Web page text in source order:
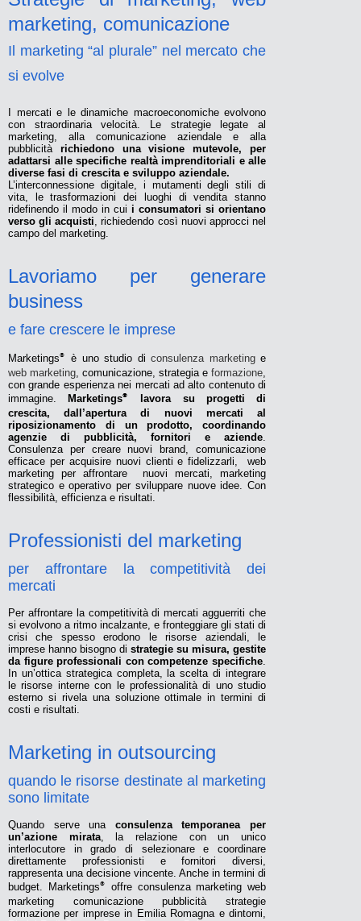
marketing, comunicazione
Il marketing “al plurale” nel mercato che
si evolve
I mercati e le dinamiche macroeconomiche evolvono
con straordinaria velocità. Le strategie legate al
marketing, alla comunicazione aziendale e alla
pubblicità richiedono una visione mutevole, per
adattarsi alle specifiche realtà imprenditoriali e alle
diverse fasi di crescita e sviluppo aziendale.
L’interconnessione digitale, i mutamenti degli stili di
vita, le trasformazioni dei luoghi di vendita stanno
ridefinendo il modo in cui i consumatori si orientano
verso gli acquisti , richiedendo così nuovi approcci nel
campo del marketing.
Lavoriamo per generare
business
e fare crescere le imprese
Marketings® è uno studio diconsulenza marketinge
web marketing , comunicazione, strategia e formazione
con grande esperienza nei mercati ad alto contenuto di
immagine.Marketings®
lavora su progetti di
crescita, dall’apertura di nuovi mercati al
riposizionamento di un prodotto, coordinando
agenzie di pubblicità, fornitori e aziende
Consulenza per creare nuovi brand, comunicazione
efficace per acquisire nuovi clienti e fidelizzarli, web
marketing per affrontare nuovi mercati, marketing
strategico e operativo per sviluppare nuove idee. Con
flessibilità, efficienza e risultati.
Professionisti del marketing
per affrontare la competitività dei
mercati
Per affrontare la competitività di mercati agguerriti che
si evolvono a ritmo incalzante, e fronteggiare gli stati di
crisi che spesso erodono le risorse aziendali, le
imprese hanno bisogno di strategie su misura, gestite
da figure professionali con competenze specifiche
In un’ottica strategica completa, la scelta di integrare
le risorse interne con le professionalità di uno studio
esterno si rivela una soluzione ottimale in termini di
costi e risultati.
Marketing in outsourcing
quando le risorse destinate al marketing
sono limitate
Quando serve una consulenza temporanea per
un’azione mirata, la relazione con un unico
interlocutore in grado di selezionare e coordinare
direttamente professionisti e fornitori diversi,
rappresenta una decisione vincente. Anche in termini di
budget. Marketings®offre consulenza marketing web
marketing comunicazione pubblicità strategie
formazione per imprese in Emilia Romagna e dintorni,